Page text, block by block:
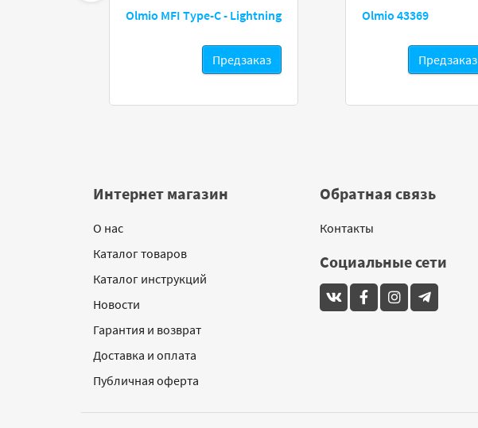
Olmio MFI Type-С - Lightning
Предзаказ
Olmio 43369
Предзаказ
Интернет магазин
О нас
Каталог товаров
Каталог инструкций
Новости
Гарантия и возврат
Доставка и оплата
Публичная оферта
Обратная связь
Контакты
Социальные сети